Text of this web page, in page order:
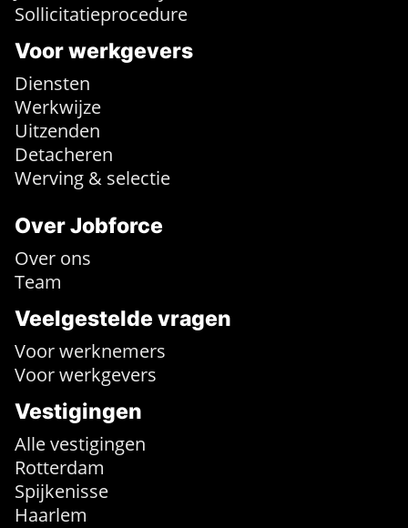
Sollicitatieprocedure
Voor werkgevers
Diensten
Werkwijze
Uitzenden
Detacheren
Werving & selectie
Over Jobforce
Over ons
Team
Veelgestelde vragen
Voor werknemers
Voor werkgevers
Vestigingen
Alle vestigingen
Rotterdam
Spijkenisse
Haarlem